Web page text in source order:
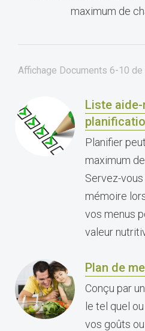
maximum de
Affichage Documents 6-10 de
Liste
Planifier
maximum
Servez-
mémoire
vos menus
valeur
Plan de
Conçu par
le tel quel
vos goûts